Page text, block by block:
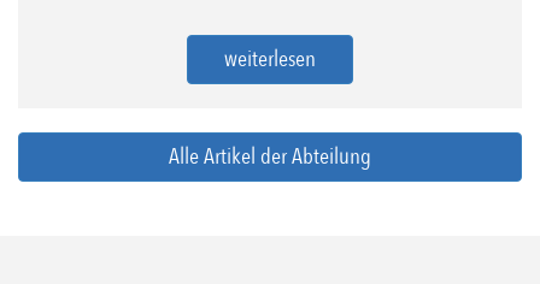
weiterlesen
Alle Artikel der Abteilung